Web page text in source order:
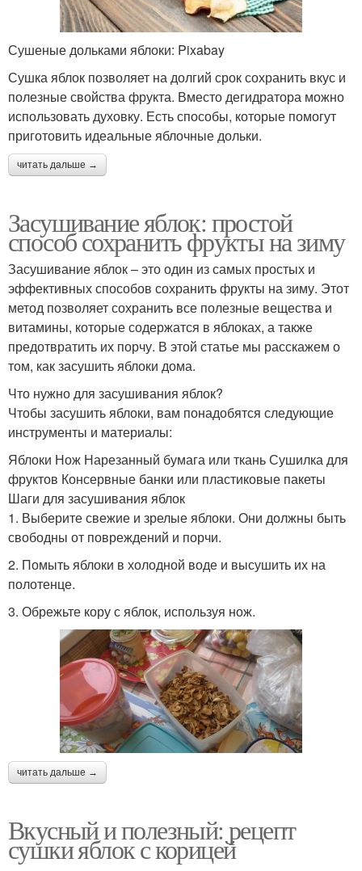
Сушеные дольками яблоки: Pixabay
Сушка яблок позволяет на долгий срок сохранить вкус и
полезные свойства фрукта. Вместо дегидратора можно
использовать духовку. Есть способы, которые помогут
приготовить идеальные яблочные дольки.
читать дальше →
Засушивание яблок: простой
способ сохранить фрукты на зиму
Засушивание яблок – это один из самых простых и
эффективных способов сохранить фрукты на зиму. Этот
метод позволяет сохранить все полезные вещества и
витамины, которые содержатся в яблоках, а также
предотвратить их порчу. В этой статье мы расскажем о
том, как засушить яблоки дома.
Что нужно для засушивания яблок?
Чтобы засушить яблоки, вам понадобятся следующие
инструменты и материалы:
Яблоки Нож Нарезанный бумага или ткань Сушилка для
фруктов Консервные банки или пластиковые пакеты
Шаги для засушивания яблок
1. Выберите свежие и зрелые яблоки. Они должны быть
свободны от повреждений и порчи.
2. Помыть яблоки в холодной воде и высушить их на
полотенце.
3. Обрежьте кору с яблок, используя нож.
читать дальше →
Вкусный и полезный: рецепт
сушки яблок с корицей